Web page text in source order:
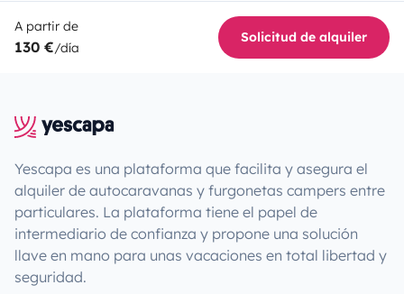
A partir de
130 €/día
Solicitud de alquiler
Yescapa es una plataforma que facilita y asegura el
alquiler de autocaravanas y furgonetas campers entre
particulares. La plataforma tiene el papel de
intermediario de confianza y propone una solución
llave en mano para unas vacaciones en total libertad y
seguridad.